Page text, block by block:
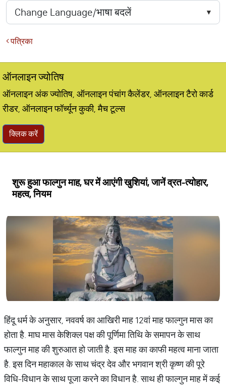
पत्रिका
ऑनलाइन ज्योतिष
ऑनलाइन अंक ज्योतिष, ऑनलाइन पंचांग कैलेंडर, ऑनलाइन टैरो कार्ड
रीडर, ऑनलाइन फॉर्च्यून कुकी, मैच टूल्स
क्लिक करें
शुरू हुआ फाल्गुन माह, घर में आएंगी खुशियां, जानें व्रत-त्योहार,
महत्व, नियम
हिंदू धर्म के अनुसार, नववर्ष का आखिरी माह 12वां माह फाल्गुन मास का
होता है. माघ मास केशिक्ल पक्ष की पूर्णिमा तिथि के समापन के साथ
फाल्गुन माह की शुरुआत हो जाती है. इस माह का काफी महत्व माना जाता
है. इस दिन महाकाल के साथ चंद्र देव और भगवान श्री कृष्ण की पूरे
विधि-विधान के साथ पूजा करने का विधान है. साथ ही फाल्गुन माह में कई